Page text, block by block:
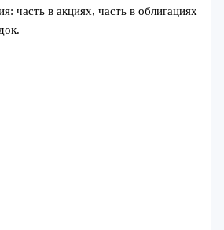
часть в акциях, часть в облигациях